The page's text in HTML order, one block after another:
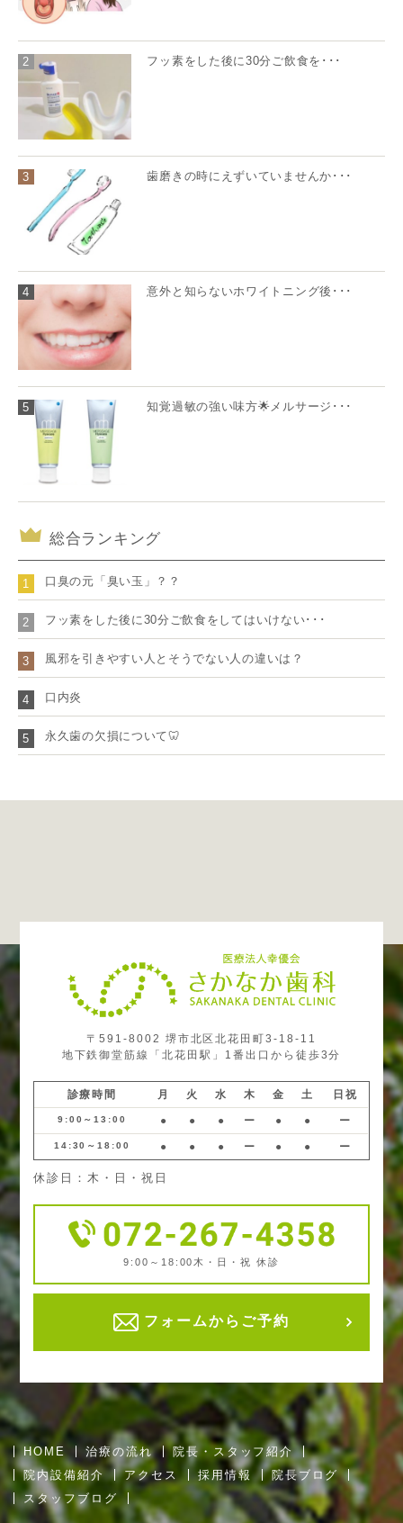
2 フッ素をした後に30分ご飲食を･･･
3 歯磨きの時にえずいていませんか･･･
4 意外と知らないホワイトニング後･･･
5 知覚過敏の強い味方🌟メルサージ･･･
総合ランキング
1 口臭の元「臭い玉」？？
2 フッ素をした後に30分ご飲食をしてはいけない･･･
3 風邪を引きやすい人とそうでない人の違いは？
4 口内炎
5 永久歯の欠損について🦷
〒591-8002 堺市北区北花田町3-18-11
地下鉄御堂筋線「北花田駅」1番出口から徒歩3分
診療時間 月 火 水 木 金 土 日祝
9:00～13:00 ● ● ● ー ● ● ー
14:30～18:00 ● ● ● ー ● ● ー
休診日：木・日・祝日
9:00～18:00木・日・祝 休診
フォームからご予約
HOME 治療の流れ
院長・スタッフ紹介
院内設備紹介
アクセス 採用情報
院長ブログ
スタッフブログ